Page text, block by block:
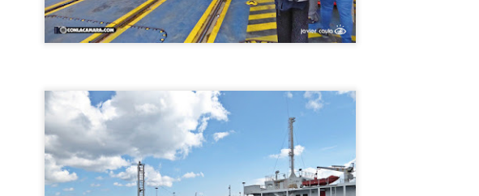
NO!!
Monumentos hay para TODOS LOS GUSTOS, pero vos sabías QUE
JUL
12
Hotel Concordia, donde el FANTASMA DE GARDEL
AÚN VIVE !
Hotel Concordia, donde el FANTASMA DE GARDEL AÚN VIVE !